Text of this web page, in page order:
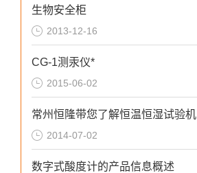
生物安全柜
2013-12-16
CG-1测汞仪*
2015-06-02
常州恒隆带您了解恒温恒湿试验机
2014-07-02
数字式酸度计的产品信息概述